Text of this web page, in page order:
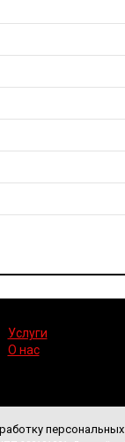
Услуги
О нас